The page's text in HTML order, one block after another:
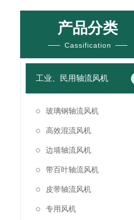
产品分类
Cassification
工业、民用轴流风机
玻璃钢轴流风机
高效混流风机
边墙轴流风机
带百叶轴流风机
皮带轴流风机
专用风机